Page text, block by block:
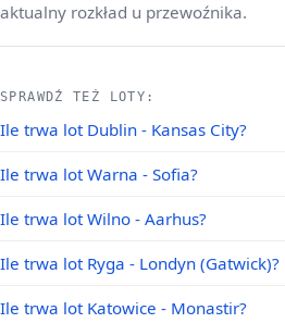
aktualny rozkład u przewoźnika.
SPRAWDŹ TEŻ LOTY:
Ile trwa lot Dublin - Kansas City?
Ile trwa lot Warna - Sofia?
Ile trwa lot Wilno - Aarhus?
Ile trwa lot Ryga - Londyn (Gatwick)?
Ile trwa lot Katowice - Monastir?